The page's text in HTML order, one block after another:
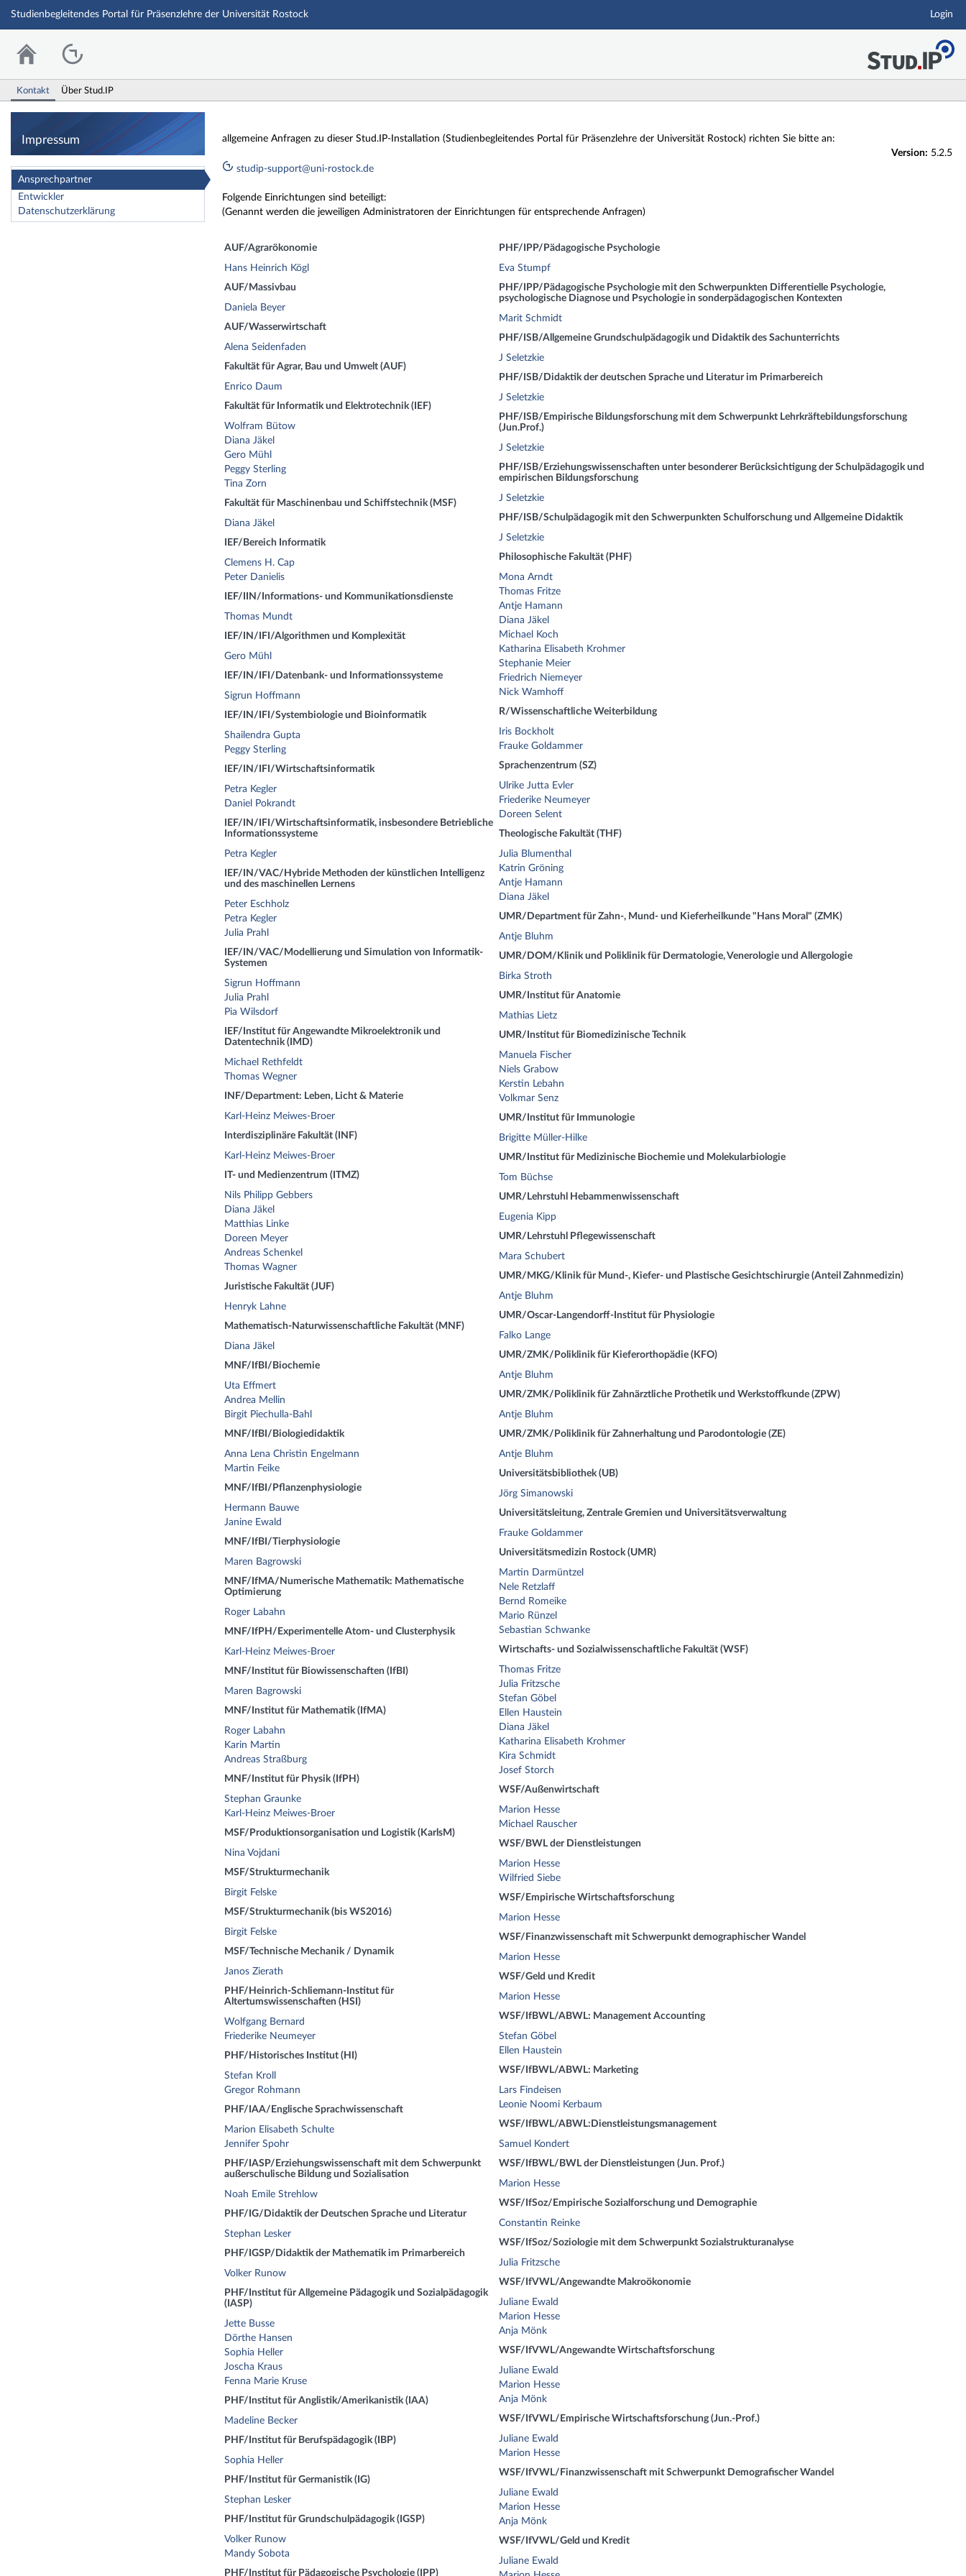
Studienbegleitendes Portal für Präsenzlehre der Universität Rostock Login
Kontakt Über Stud.IP
Impressum
Ansprechpartner
Entwickler
Datenschutzerklärung
Version: 5.2.5
allgemeine Anfragen zu dieser Stud.IP-Installation (Studienbegleitendes Portal für Präsenzlehre der Universität Rostock) richten Sie bitte an:
studip-support@uni-rostock.de
Folgende Einrichtungen sind beteiligt:
(Genannt werden die jeweiligen Administratoren der Einrichtungen für entsprechende Anfragen)
AUF/Agrarökonomie
Hans Heinrich Kögl
AUF/Massivbau
Daniela Beyer
AUF/Wasserwirtschaft
Alena Seidenfaden
Fakultät für Agrar, Bau und Umwelt (AUF)
Enrico Daum
Fakultät für Informatik und Elektrotechnik (IEF)
Wolfram Bütow
Diana Jäkel
Gero Mühl
Peggy Sterling
Tina Zorn
Fakultät für Maschinenbau und Schiffstechnik (MSF)
Diana Jäkel
IEF/Bereich Informatik
Clemens H. Cap
Peter Danielis
IEF/IIN/Informations- und Kommunikationsdienste
Thomas Mundt
IEF/IN/IFI/Algorithmen und Komplexität
Gero Mühl
IEF/IN/IFI/Datenbank- und Informationssysteme
Sigrun Hoffmann
IEF/IN/IFI/Systembiologie und Bioinformatik
Shailendra Gupta
Peggy Sterling
IEF/IN/IFI/Wirtschaftsinformatik
Petra Kegler
Daniel Pokrandt
IEF/IN/IFI/Wirtschaftsinformatik, insbesondere Betriebliche
Informationssysteme
Petra Kegler
IEF/IN/VAC/Hybride Methoden der künstlichen Intelligenz
und des maschinellen Lernens
Peter Eschholz
Petra Kegler
Julia Prahl
IEF/IN/VAC/Modellierung und Simulation von Informatik-
Systemen
Sigrun Hoffmann
Julia Prahl
Pia Wilsdorf
IEF/Institut für Angewandte Mikroelektronik und
Datentechnik (IMD)
Michael Rethfeldt
Thomas Wegner
INF/Department: Leben, Licht & Materie
Karl-Heinz Meiwes-Broer
Interdisziplinäre Fakultät (INF)
Karl-Heinz Meiwes-Broer
IT- und Medienzentrum (ITMZ)
Nils Philipp Gebbers
Diana Jäkel
Matthias Linke
Doreen Meyer
Andreas Schenkel
Thomas Wagner
Juristische Fakultät (JUF)
Henryk Lahne
Mathematisch-Naturwissenschaftliche Fakultät (MNF)
Diana Jäkel
MNF/IfBI/Biochemie
Uta Effmert
Andrea Mellin
Birgit Piechulla-Bahl
MNF/IfBI/Biologiedidaktik
Anna Lena Christin Engelmann
Martin Feike
MNF/IfBI/Pflanzenphysiologie
Hermann Bauwe
Janine Ewald
MNF/IfBI/Tierphysiologie
Maren Bagrowski
MNF/IfMA/Numerische Mathematik: Mathematische
Optimierung
Roger Labahn
MNF/IfPH/Experimentelle Atom- und Clusterphysik
Karl-Heinz Meiwes-Broer
MNF/Institut für Biowissenschaften (IfBI)
Maren Bagrowski
MNF/Institut für Mathematik (IfMA)
Roger Labahn
Karin Martin
Andreas Straßburg
MNF/Institut für Physik (IfPH)
Stephan Graunke
Karl-Heinz Meiwes-Broer
MSF/Produktionsorganisation und Logistik (KarlsM)
Nina Vojdani
MSF/Strukturmechanik
Birgit Felske
MSF/Strukturmechanik (bis WS2016)
Birgit Felske
MSF/Technische Mechanik / Dynamik
Janos Zierath
PHF/Heinrich-Schliemann-Institut für
Altertumswissenschaften (HSI)
Wolfgang Bernard
Friederike Neumeyer
PHF/Historisches Institut (HI)
Stefan Kroll
Gregor Rohmann
PHF/IAA/Englische Sprachwissenschaft
Marion Elisabeth Schulte
Jennifer Spohr
PHF/IASP/Erziehungswissenschaft mit dem Schwerpunkt
außerschulische Bildung und Sozialisation
Noah Emile Strehlow
PHF/IG/Didaktik der Deutschen Sprache und Literatur
Stephan Lesker
PHF/IGSP/Didaktik der Mathematik im Primarbereich
Volker Runow
PHF/Institut für Allgemeine Pädagogik und Sozialpädagogik
(IASP)
Jette Busse
Dörthe Hansen
Sophia Heller
Joscha Kraus
Fenna Marie Kruse
PHF/Institut für Anglistik/Amerikanistik (IAA)
Madeline Becker
PHF/Institut für Berufspädagogik (IBP)
Sophia Heller
PHF/Institut für Germanistik (IG)
Stephan Lesker
PHF/Institut für Grundschulpädagogik (IGSP)
Volker Runow
Mandy Sobota
PHF/Institut für Pädagogische Psychologie (IPP)
PHF/IPP/Pädagogische Psychologie
Eva Stumpf
PHF/IPP/Pädagogische Psychologie mit den Schwerpunkten Differentielle Psychologie,
psychologische Diagnose und Psychologie in sonderpädagogischen Kontexten
Marit Schmidt
PHF/ISB/Allgemeine Grundschulpädagogik und Didaktik des Sachunterrichts
J Seletzkie
PHF/ISB/Didaktik der deutschen Sprache und Literatur im Primarbereich
J Seletzkie
PHF/ISB/Empirische Bildungsforschung mit dem Schwerpunkt Lehrkräftebildungsforschung
(Jun.Prof.)
J Seletzkie
PHF/ISB/Erziehungswissenschaften unter besonderer Berücksichtigung der Schulpädagogik und
empirischen Bildungsforschung
J Seletzkie
PHF/ISB/Schulpädagogik mit den Schwerpunkten Schulforschung und Allgemeine Didaktik
J Seletzkie
Philosophische Fakultät (PHF)
Mona Arndt
Thomas Fritze
Antje Hamann
Diana Jäkel
Michael Koch
Katharina Elisabeth Krohmer
Stephanie Meier
Friedrich Niemeyer
Nick Wamhoff
R/Wissenschaftliche Weiterbildung
Iris Bockholt
Frauke Goldammer
Sprachenzentrum (SZ)
Ulrike Jutta Evler
Friederike Neumeyer
Doreen Selent
Theologische Fakultät (THF)
Julia Blumenthal
Katrin Gröning
Antje Hamann
Diana Jäkel
UMR/Department für Zahn-, Mund- und Kieferheilkunde "Hans Moral" (ZMK)
Antje Bluhm
UMR/DOM/Klinik und Poliklinik für Dermatologie, Venerologie und Allergologie
Birka Stroth
UMR/Institut für Anatomie
Mathias Lietz
UMR/Institut für Biomedizinische Technik
Manuela Fischer
Niels Grabow
Kerstin Lebahn
Volkmar Senz
UMR/Institut für Immunologie
Brigitte Müller-Hilke
UMR/Institut für Medizinische Biochemie und Molekularbiologie
Tom Büchse
UMR/Lehrstuhl Hebammenwissenschaft
Eugenia Kipp
UMR/Lehrstuhl Pflegewissenschaft
Mara Schubert
UMR/MKG/Klinik für Mund-, Kiefer- und Plastische Gesichtschirurgie (Anteil Zahnmedizin)
Antje Bluhm
UMR/Oscar-Langendorff-Institut für Physiologie
Falko Lange
UMR/ZMK/Poliklinik für Kieferorthopädie (KFO)
Antje Bluhm
UMR/ZMK/Poliklinik für Zahnärztliche Prothetik und Werkstoffkunde (ZPW)
Antje Bluhm
UMR/ZMK/Poliklinik für Zahnerhaltung und Parodontologie (ZE)
Antje Bluhm
Universitätsbibliothek (UB)
Jörg Simanowski
Universitätsleitung, Zentrale Gremien und Universitätsverwaltung
Frauke Goldammer
Universitätsmedizin Rostock (UMR)
Martin Darmüntzel
Nele Retzlaff
Bernd Romeike
Mario Rünzel
Sebastian Schwanke
Wirtschafts- und Sozialwissenschaftliche Fakultät (WSF)
Thomas Fritze
Julia Fritzsche
Stefan Göbel
Ellen Haustein
Diana Jäkel
Katharina Elisabeth Krohmer
Kira Schmidt
Josef Storch
WSF/Außenwirtschaft
Marion Hesse
Michael Rauscher
WSF/BWL der Dienstleistungen
Marion Hesse
Wilfried Siebe
WSF/Empirische Wirtschaftsforschung
Marion Hesse
WSF/Finanzwissenschaft mit Schwerpunkt demographischer Wandel
Marion Hesse
WSF/Geld und Kredit
Marion Hesse
WSF/IfBWL/ABWL: Management Accounting
Stefan Göbel
Ellen Haustein
WSF/IfBWL/ABWL: Marketing
Lars Findeisen
Leonie Noomi Kerbaum
WSF/IfBWL/ABWL:Dienstleistungsmanagement
Samuel Kondert
WSF/IfBWL/BWL der Dienstleistungen (Jun. Prof.)
Marion Hesse
WSF/IfSoz/Empirische Sozialforschung und Demographie
Constantin Reinke
WSF/IfSoz/Soziologie mit dem Schwerpunkt Sozialstrukturanalyse
Julia Fritzsche
WSF/IfVWL/Angewandte Makroökonomie
Juliane Ewald
Marion Hesse
Anja Mönk
WSF/IfVWL/Angewandte Wirtschaftsforschung
Juliane Ewald
Marion Hesse
Anja Mönk
WSF/IfVWL/Empirische Wirtschaftsforschung (Jun.-Prof.)
Juliane Ewald
Marion Hesse
WSF/IfVWL/Finanzwissenschaft mit Schwerpunkt Demografischer Wandel
Juliane Ewald
Marion Hesse
Anja Mönk
WSF/IfVWL/Geld und Kredit
Juliane Ewald